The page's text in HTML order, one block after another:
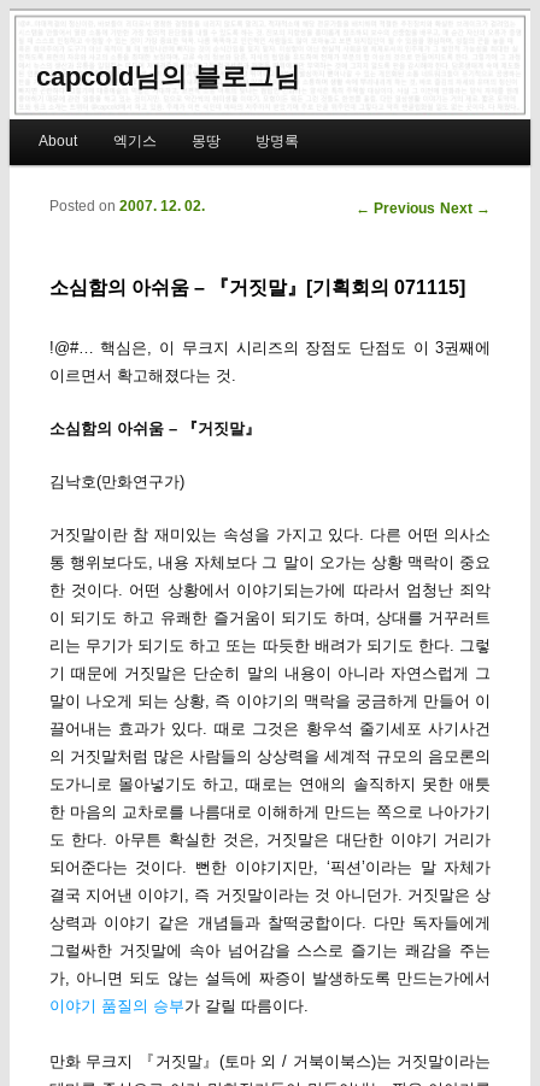
capcold님의 블로그님
Skip to primary content
Skip to secondary content
About 엑기스 몽땅 방명록
Post navigation
← Previous Next →
소심함의 아쉬움 – 『거짓말』[기획회의 071115]
Posted on 2007. 12. 02.
!@#… 핵심은, 이 무크지 시리즈의 장점도 단점도 이 3권째에
이르면서 확고해졌다는 것.
소심함의 아쉬움 – 『거짓말』
김낙호(만화연구가)
거짓말이란 참 재미있는 속성을 가지고 있다. 다른 어떤 의사소
통 행위보다도, 내용 자체보다 그 말이 오가는 상황 맥락이 중요
한 것이다. 어떤 상황에서 이야기되는가에 따라서 엄청난 죄악
이 되기도 하고 유쾌한 즐거움이 되기도 하며, 상대를 거꾸러트
리는 무기가 되기도 하고 또는 따듯한 배려가 되기도 한다. 그렇
기 때문에 거짓말은 단순히 말의 내용이 아니라 자연스럽게 그
말이 나오게 되는 상황, 즉 이야기의 맥락을 궁금하게 만들어 이
끌어내는 효과가 있다. 때로 그것은 황우석 줄기세포 사기사건
의 거짓말처럼 많은 사람들의 상상력을 세계적 규모의 음모론의
도가니로 몰아넣기도 하고, 때로는 연애의 솔직하지 못한 애틋
한 마음의 교차로를 나름대로 이해하게 만드는 쪽으로 나아가기
도 한다. 아무튼 확실한 것은, 거짓말은 대단한 이야기 거리가
되어준다는 것이다. 뻔한 이야기지만, ‘픽션’이라는 말 자체가
결국 지어낸 이야기, 즉 거짓말이라는 것 아니던가. 거짓말은 상
상력과 이야기 같은 개념들과 찰떡궁합이다. 다만 독자들에게
그럴싸한 거짓말에 속아 넘어감을 스스로 즐기는 쾌감을 주는
가, 아니면 되도 않는 설득에 짜증이 발생하도록 만드는가에서
이야기 품질의 승부가 갈릴 따름이다.
만화 무크지 『거짓말』(토마 외 / 거북이북스)는 거짓말이라는